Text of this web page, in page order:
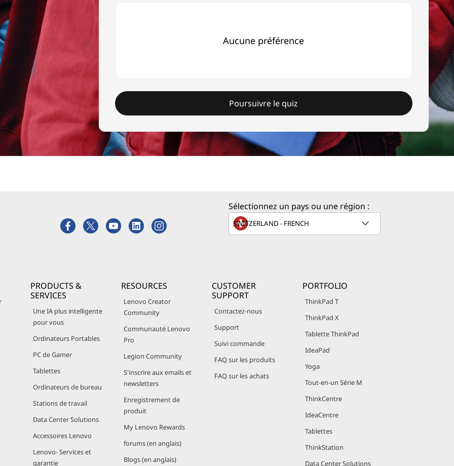
Aucune préférence
Poursuivre le quiz
Sélectionnez un pays ou une région :
PRODUCTS &
SERVICES
Une IA plus intelligente
pour vous
Ordinateurs Portables
PC de Gamer
Tablettes
Ordinateurs de bureau
Stations de travail
Data Center Solutions
Accessoires Lenovo
Lenovo- Services et
garantie
RESOURCES
Lenovo Creator
Community
Communauté Lenovo
Pro
Legion Community
S'inscrire aux emails et
newsletters
Enregistrement de
produit
My Lenovo Rewards
forums (en anglais)
Blogs (en anglais)
CUSTOMER
SUPPORT
Contactez-nous
Support
Suivi commande
FAQ sur les produits
FAQ sur les achats
PORTFOLIO
ThinkPad T
ThinkPad X
Tablette ThinkPad
IdeaPad
Yoga
Tout-en-un Série M
ThinkCentre
IdeaCentre
Tablettes
ThinkStation
Data Center Solutions